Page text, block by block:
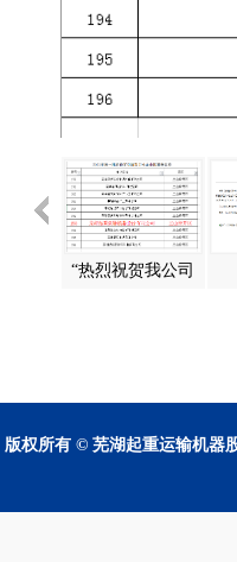
“热烈祝贺我公司
版权所有 © 芜湖起重运输机